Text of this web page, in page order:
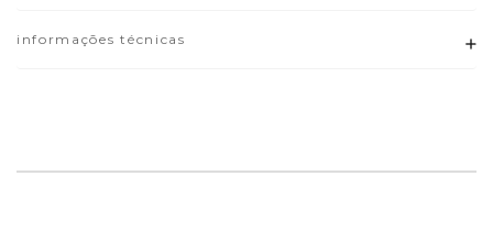
informações técnicas